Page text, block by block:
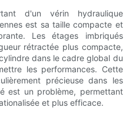
d'un vérin hydraulique
est sa taille compacte et
Les étages imbriqués
rétractée plus compacte,
dans le cadre global du
les performances. Cette
précieuse dans les
est un problème, permettant
et plus efficace.